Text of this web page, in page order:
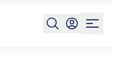
Caviglia